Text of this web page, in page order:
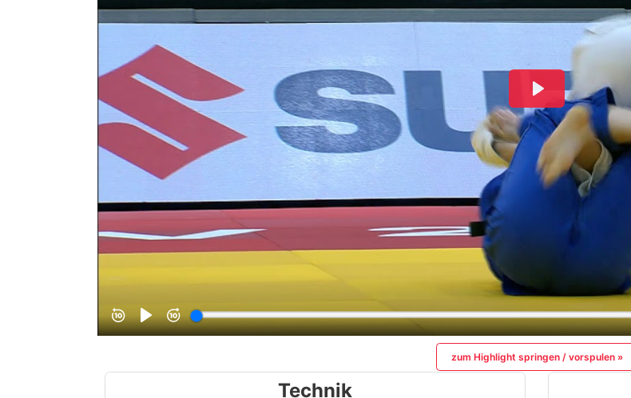
zum Highlight springen / vorspulen »
Technik